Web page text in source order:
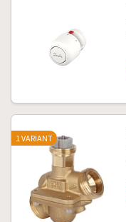
1 VARIANT